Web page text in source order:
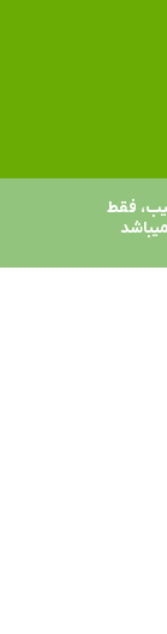
فقط